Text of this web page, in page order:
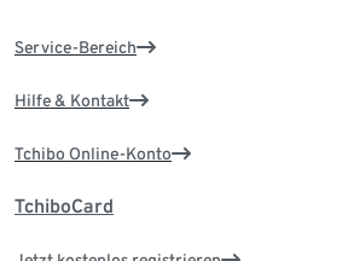
Service-Bereich
Hilfe & Kontakt
Tchibo Online-Konto
TchiboCard